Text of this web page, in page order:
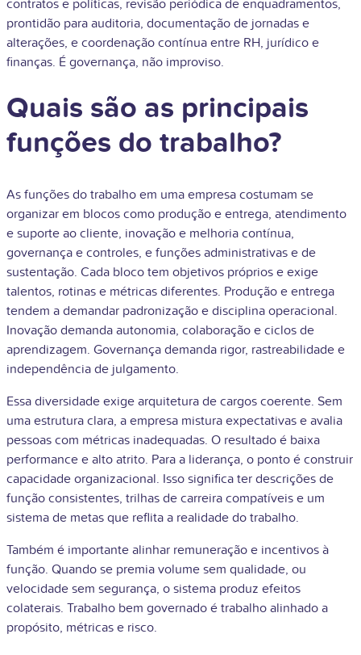
contratos e políticas, revisão periódica de enquadramentos,
prontidão para auditoria, documentação de jornadas e
alterações, e coordenação contínua entre RH, jurídico e
finanças. É governança, não improviso.
Quais são as principais
funções do trabalho?
As funções do trabalho em uma empresa costumam se
organizar em blocos como produção e entrega, atendimento
e suporte ao cliente, inovação e melhoria contínua,
governança e controles, e funções administrativas e de
sustentação. Cada bloco tem objetivos próprios e exige
talentos, rotinas e métricas diferentes. Produção e entrega
tendem a demandar padronização e disciplina operacional.
Inovação demanda autonomia, colaboração e ciclos de
aprendizagem. Governança demanda rigor, rastreabilidade e
independência de julgamento.
Essa diversidade exige arquitetura de cargos coerente. Sem
uma estrutura clara, a empresa mistura expectativas e avalia
pessoas com métricas inadequadas. O resultado é baixa
performance e alto atrito. Para a liderança, o ponto é construir
capacidade organizacional. Isso significa ter descrições de
função consistentes, trilhas de carreira compatíveis e um
sistema de metas que reflita a realidade do trabalho.
Também é importante alinhar remuneração e incentivos à
função. Quando se premia volume sem qualidade, ou
velocidade sem segurança, o sistema produz efeitos
colaterais. Trabalho bem governado é trabalho alinhado a
propósito, métricas e risco.